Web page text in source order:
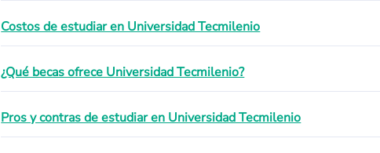
Costos de estudiar en Universidad Tecmilenio
¿Qué becas ofrece Universidad Tecmilenio?
Pros y contras de estudiar en Universidad Tecmilenio